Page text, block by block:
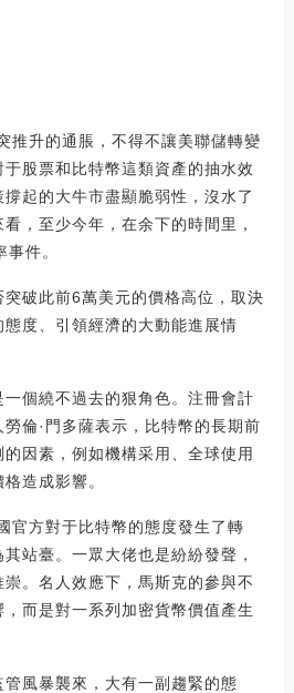
推升的通脹，不得不讓美聯儲轉變
股票和比特幣這類資產的抽水效
起的大牛市盡顯脆弱性，沒水了
，至少今年，在余下的時間里，
件。
破此前6萬美元的價格高位，取決
度、引領經濟的大動能進展情
個繞不過去的狠角色。注冊會計
倫·門多薩表示，比特幣的長期前
因素，例如機構采用、全球使用
造成影響。
官方對于比特幣的態度發生了轉
站臺。一眾大佬也是紛紛發聲，
。名人效應下，馬斯克的參與不
而是對一系列加密貨幣價值產生
風暴襲來，大有一副趨緊的態